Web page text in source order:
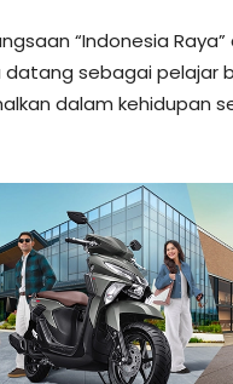
“Indonesia
sebagai pelajar
dalam kehidupan